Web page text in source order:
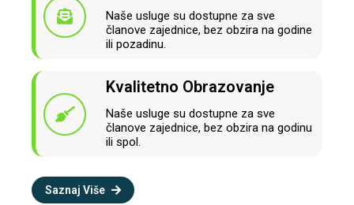
Naše usluge su dostupne za sve
članove zajednice, bez obzira na godine
ili pozadinu.
Kvalitetno Obrazovanje
Naše usluge su dostupne za sve
članove zajednice, bez obzira na godinu
ili spol.
Saznaj Više